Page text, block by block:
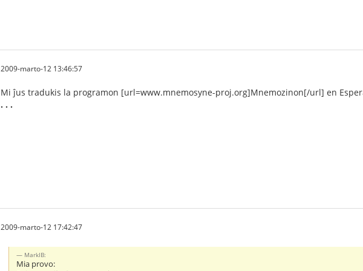
2009-marto-12 13:46:57
Mi ĵus tradukis la programon [url=www.mnemosyne-proj.org]Mnemozinon[/url] en
. . .
2009-marto-12 17:42:47
MarkIB:
Mia provo: